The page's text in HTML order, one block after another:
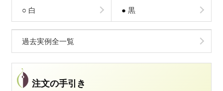
○ 白 ● 黒
過去実例全一覧
注文の手引き